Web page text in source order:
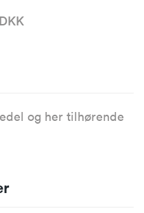
og her tilhørende